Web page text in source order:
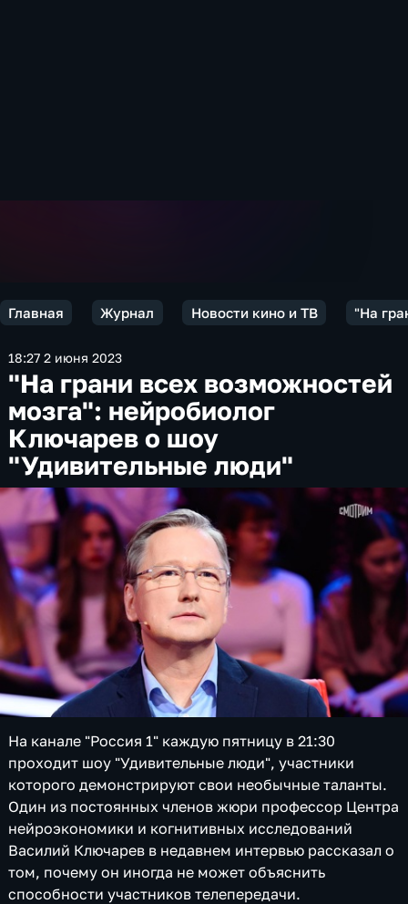
Главная Журнал Новости кино и ТВ "На
18:27 2 июня 2023
"На грани всех возможностей
мозга": нейробиолог
Ключарев о шоу
"Удивительные люди"
На канале "Россия 1" каждую пятницу в 21:30
проходит шоу "Удивительные люди", участники
которого демонстрируют свои необычные таланты.
Один из постоянных членов жюри профессор Центра
нейроэкономики и когнитивных исследований
Василий Ключарев в недавнем интервью рассказал о
том, почему он иногда не может объяснить
способности участников телепередачи.